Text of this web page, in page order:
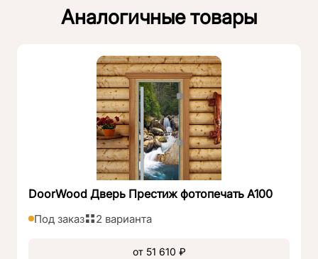
Аналогичные товары
DoorWood Дверь Престиж фотопечать А100
Под заказ 2 варианта
от 51 610 ₽